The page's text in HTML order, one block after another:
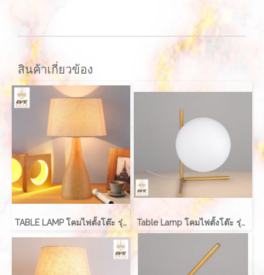
สินค้าเกี่ยวข้อง
TABLE LAMP โคมไฟตั้งโต๊ะ รุ่น EVE-00220 Table Lamp โคมไฟตั้งโต๊ะ รุ่น ABALL EVE-00196A